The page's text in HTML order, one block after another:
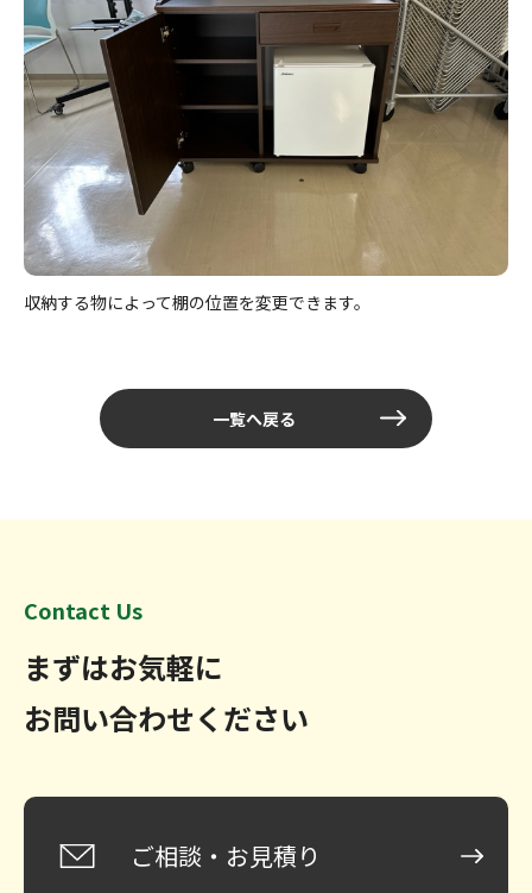
収納する物によって棚の位置を変更できます。
一覧へ戻る
Contact Us
まずはお気軽に
お問い合わせください
ご相談・お見積り